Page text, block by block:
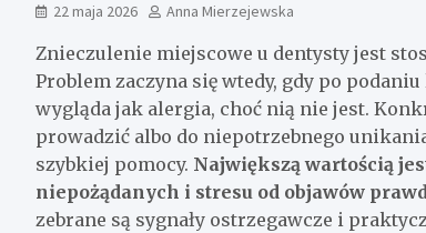
22 maja 2026 Anna Mierzejewska
Znieczulenie miejscowe u dentysty jest
Problem zaczyna się wtedy, gdy po
wygląda jak alergia, choć nią nie jest.
prowadzić albo do niepotrzebnego
szybkiej pomocy. Największą wartością
niepożądanych i stresu od objawów
zebrane są sygnały ostrzegawcze i